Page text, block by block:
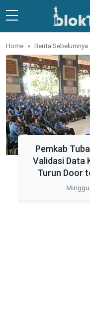
Skip to main content
Home Berita Sebelumnya
Pemkab
Validasi Data
Turun Door